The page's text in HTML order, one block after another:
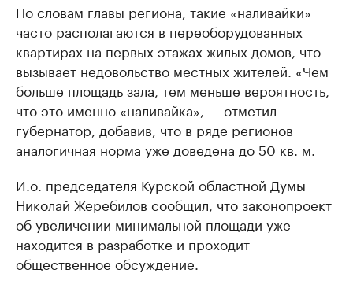
По словам главы региона, такие «наливайки»
часто располагаются в переоборудованных
квартирах на первых этажах жилых домов, что
вызывает недовольство местных жителей. «Чем
больше площадь зала, тем меньше вероятность,
что это именно «наливайка», — отметил
губернатор, добавив, что в ряде регионов
аналогичная норма уже доведена до 50 кв. м.
И.о. председателя Курской областной Думы
Николай Жеребилов сообщил, что законопроект
об увеличении минимальной площади уже
находится в разработке и проходит
общественное обсуждение.